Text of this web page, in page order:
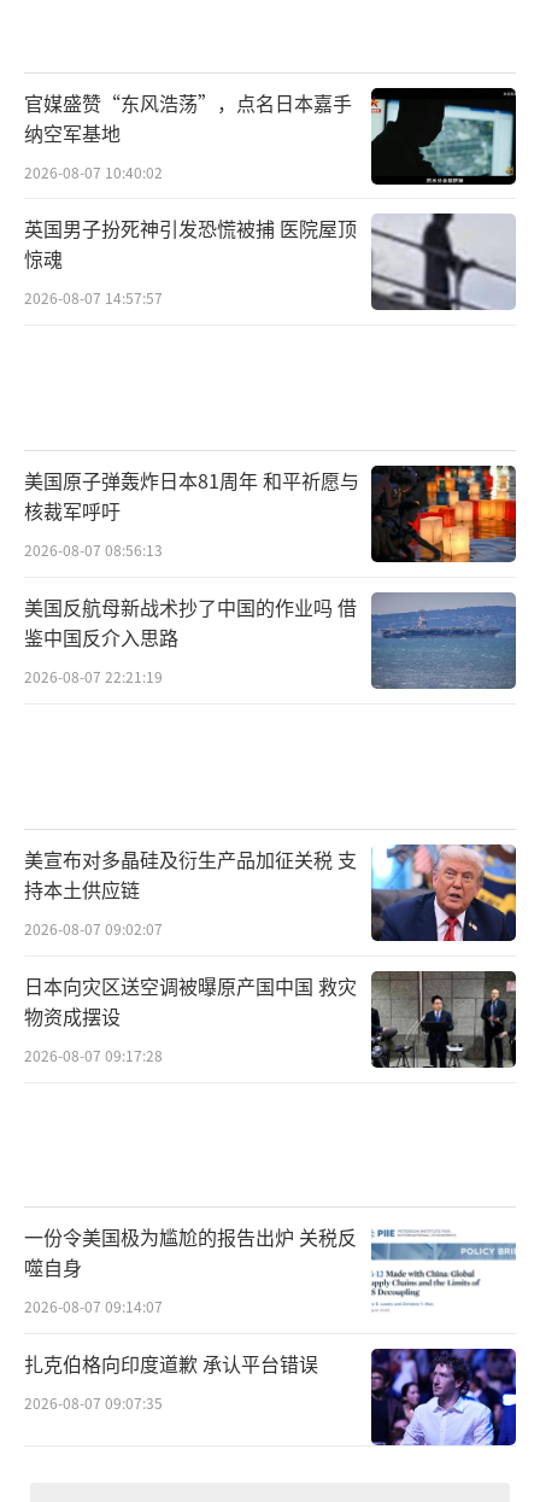
官媒盛赞“东风浩荡”，点名日本嘉手
纳空军基地
2026-08-07 10:40:02
英国男子扮死神引发恐慌被捕 医院屋顶
惊魂
2026-08-07 14:57:57
美国原子弹轰炸日本81周年 和平祈愿与
核裁军呼吁
2026-08-07 08:56:13
美国反航母新战术抄了中国的作业吗 借
鉴中国反介入思路
2026-08-07 22:21:19
美宣布对多晶硅及衍生产品加征关税 支
持本土供应链
2026-08-07 09:02:07
日本向灾区送空调被曝原产国中国 救灾
物资成摆设
2026-08-07 09:17:28
一份令美国极为尴尬的报告出炉 关税反
噬自身
2026-08-07 09:14:07
扎克伯格向印度道歉 承认平台错误
2026-08-07 09:07:35